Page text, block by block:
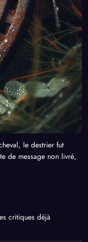
le destrier fut
de message non livré,
critiques déjà